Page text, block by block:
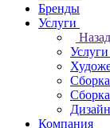
Бренды
Услуги
Назад
Услуги
Дизайн
Компания